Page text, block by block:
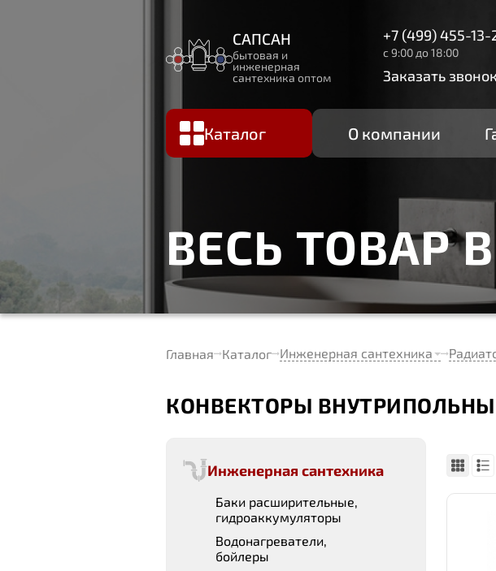
САПСАН
бытовая и
инженерная
сантехника оптом
+7 (499) 455-13-
с 9:00 до 18:00
Заказать звонок
Каталог О компании
ВЕСЬ ТОВАР
Главная Каталог Инженерная сантехника
КОНВЕКТОРЫ
Инженерная сантехника
Баки расширительные,
гидроаккумуляторы
Водонагреватели,
бойлеры